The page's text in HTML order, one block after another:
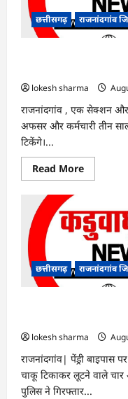
हरियाली
लाने
मेयर
छत्तीसगढ़ राजनांदगांव
lokesh sharma
राजनांदगांव , एक सेक्शन
अफसर और कर्मचारी तीन
टिकेंगे।...
Read MoreRead
more
कुर्सी
पर
3
साल
ज्यादा
नहीं
टिकेंगे
छत्तीसगढ़ राजनांदगांव
lokesh sharma
राजनांदगांव| पेंड्री बाइपास
चाकू टिकाकर लूटने वाले चार
पुलिस ने गिरफ्तार...